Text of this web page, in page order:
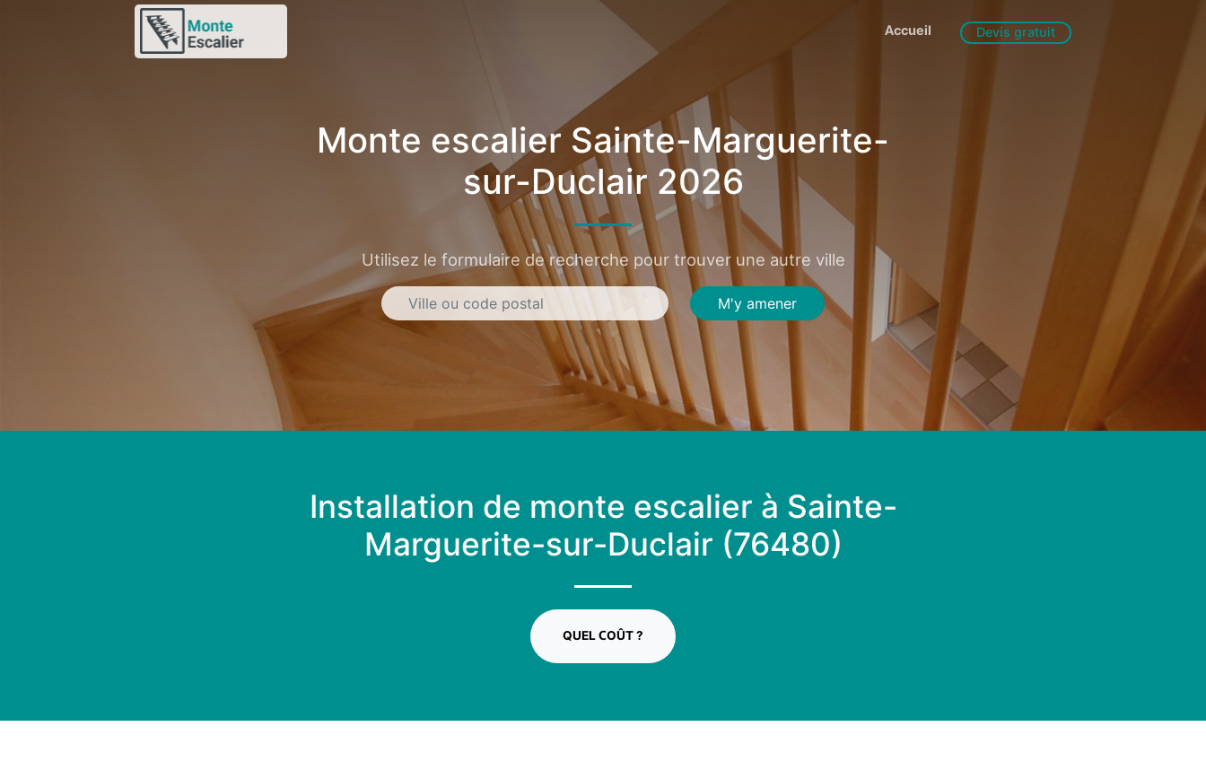
Accueil Devis gratuit
Monte escalier Sainte-Marguerite-
sur-Duclair 2026
Utilisez le formulaire de recherche pour trouver une autre ville
M'y amener
Installation de monte escalier à Sainte-
Marguerite-sur-Duclair (76480)
QUEL COÛT ?